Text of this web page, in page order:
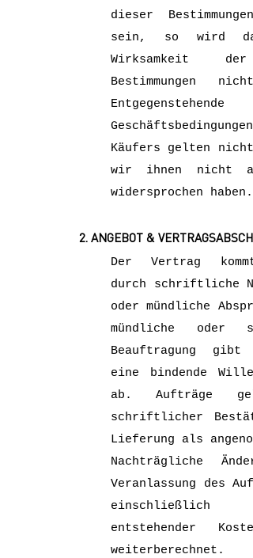
dieser
sein, so wird
Wirksamkeit
Bestimmungen
Entgegenstehende
Käufers gelten nicht,
wir ihnen nicht
widersprochen haben.
2. ANGEBOT &
Der Vertrag
durch schriftliche
oder mündliche
mündliche oder
Beauftragung gibt
eine bindende
ab. Aufträge
schriftlicher
Lieferung als
Nachträgliche
Veranlassung des
einschließlich
entstehender
weiterberechnet.